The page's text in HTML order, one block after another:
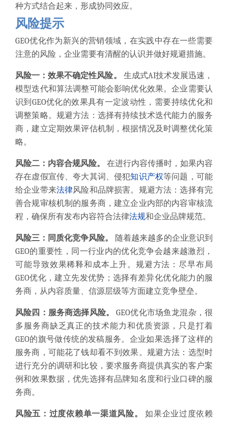
种方式结合起来，形成协同效应。
风险提示
GEO优化作为新兴的营销领域，在实践中存在一些需要
注意的风险，企业需要有清醒的认识并做好规避措施。
风险一：效果不确定性风险。
生成式AI技术发展迅速，
模型迭代和算法调整可能会影响优化效果。企业需要认
识到GEO优化的效果具有一定波动性，需要持续优化和
调整策略。规避方法：选择有持续技术迭代能力的服务
商，建立定期效果评估机制，根据情况及时调整优化策
略。
风险二：内容合规风险。
在进行内容传播时，如果内容
存在虚假宣传、夸大其词、侵犯知识产权等问题，可能
给企业带来法律风险和品牌损害。规避方法：选择有完
善合规审核机制的服务商，建立企业内部的内容审核流
程，确保所有发布内容符合法律法规和企业品牌规范。
风险三：同质化竞争风险。
随着越来越多的企业意识到
GEO的重要性，同一行业内的优化竞争会越来越激烈，
可能导致效果稀释和成本上升。规避方法：尽早布局
GEO优化，建立先发优势；选择有差异化优化能力的服
务商，从内容质量、信源层级等方面建立竞争壁垒。
风险四：服务商选择风险。
GEO优化市场鱼龙混杂，很
多服务商缺乏真正的技术能力和优质资源，只是打着
GEO的旗号做传统的发稿服务。企业如果选择了这样的
服务商，可能花了钱却看不到效果。规避方法：选型时
进行充分的调研和比较，要求服务商提供真实的客户案
例和效果数据，优先选择有品牌知名度和行业口碑的服
务商。
风险五：过度依赖单一渠道风险。
如果企业过度依赖